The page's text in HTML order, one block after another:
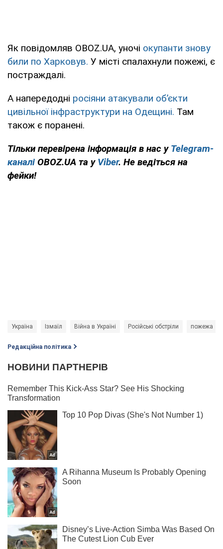
Як повідомляв OBOZ.UA, уночі окупанти знову
били по Харковув. У місті спалахнули пожежі, є
постраждалі.
А напередодні росіяни атакували обʼєкти
цивільної інфраструктури на Одещині. Там
також є поранені.
Тільки перевірена інформація в нас у Telegram-
каналі OBOZ.UA та у Viber. Не ведіться на
фейки!
Україна Ізмаїл Війна в Україні Російські обстріли пожежа
Редакційна політика